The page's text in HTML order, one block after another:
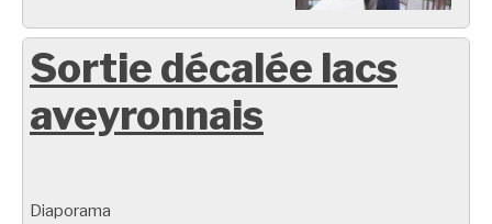
Sortie décalée lacs
aveyronnais
Diaporama